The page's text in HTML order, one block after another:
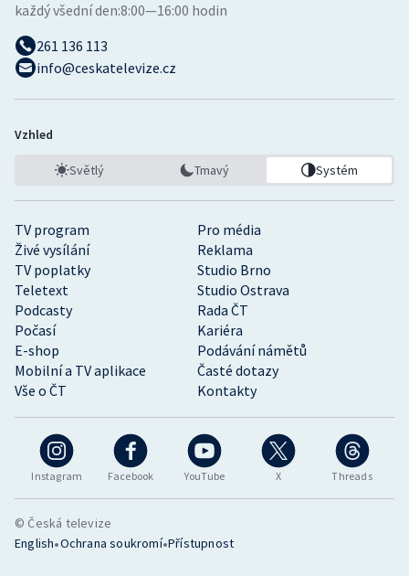
Instagram Facebook YouTube X Threads
TV program
Pro média
Živé vysílání
Reklama
TV poplatky
Studio Brno
Teletext
Studio Ostrava
Podcasty
Rada ČT
Počasí
Kariéra
E-shop
Podávání námětů
Mobilní a TV aplikace
Časté dotazy
Vše o ČT
Kontakty
každý všední den:8:00—16:00 hodin
261 136 113
info@ceskatelevize.cz
Vzhled
Světlý Tmavý Systém
© Česká televize
English•Ochrana soukromí•Přístupnost